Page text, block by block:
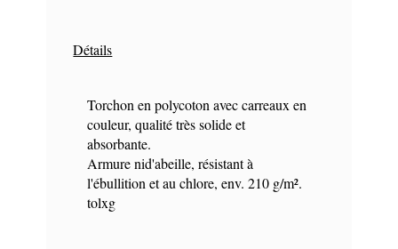
Détails
Torchon en polycoton avec carreaux en
couleur, qualité très solide et
absorbante.
Armure nid'abeille, résistant à
l'ébullition et au chlore, env. 210 g/m².
tolxg